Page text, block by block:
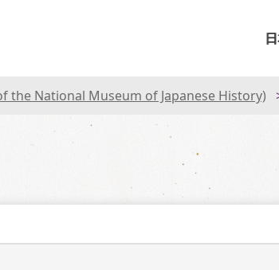
the National Museum of Japanese History)